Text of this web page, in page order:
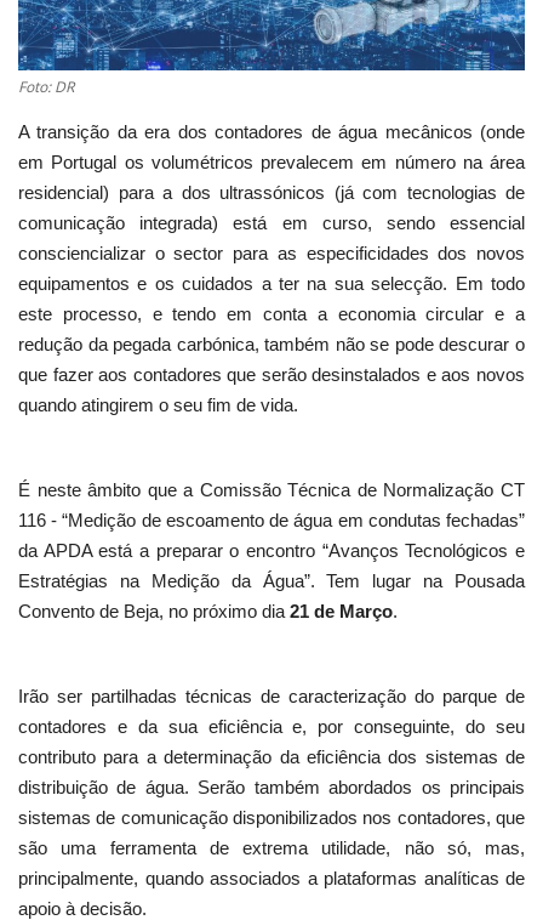
Saúde
Cultura
Lazer
Ambiente
Foto: DR
A transição da era dos contadores de água mecânicos (onde
em Portugal os volumétricos prevalecem em número na área
residencial) para a dos ultrassónicos (já com tecnologias de
comunicação integrada) está em curso, sendo essencial
consciencializar o sector para as especificidades dos novos
equipamentos e os cuidados a ter na sua selecção. Em todo
este processo, e tendo em conta a economia circular e a
redução da pegada carbónica, também não se pode descurar o
que fazer aos contadores que serão desinstalados e aos novos
quando atingirem o seu fim de vida.
É neste âmbito que a Comissão Técnica de Normalização CT
116 - “Medição de escoamento de água em condutas fechadas”
da APDA está a preparar o encontro “Avanços Tecnológicos e
Estratégias na Medição da Água”. Tem lugar na Pousada
Convento de Beja, no próximo dia 21 de Março.
Irão ser partilhadas técnicas de caracterização do parque de
contadores e da sua eficiência e, por conseguinte, do seu
contributo para a determinação da eficiência dos sistemas de
distribuição de água. Serão também abordados os principais
sistemas de comunicação disponibilizados nos contadores, que
são uma ferramenta de extrema utilidade, não só, mas,
principalmente, quando associados a plataformas analíticas de
apoio à decisão.